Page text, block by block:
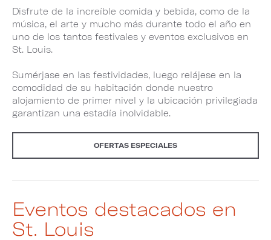
Disfrute de la increíble comida y bebida, como de la
música, el arte y mucho más durante todo el año en
uno de los tantos festivales y eventos exclusivos en
St. Louis.
Sumérjase en las festividades, luego relájese en la
comodidad de su habitación donde nuestro
alojamiento de primer nivel y la ubicación privilegiada
garantizan una estadía inolvidable.
OFERTAS ESPECIALES
Eventos destacados en
St. Louis